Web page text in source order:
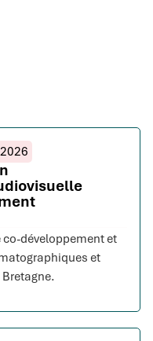
développement et
et